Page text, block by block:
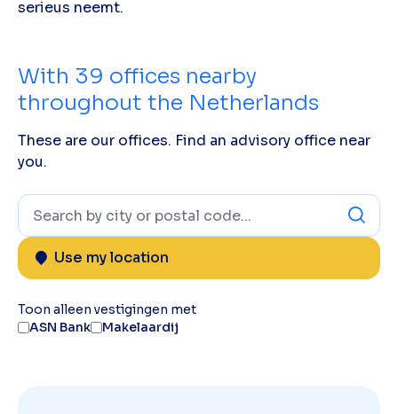
serieus neemt.
With 39 offices nearby
throughout the Netherlands
These are our offices. Find an advisory office near
you.
Use my location
Toon alleen vestigingen met
ASN Bank
Makelaardij